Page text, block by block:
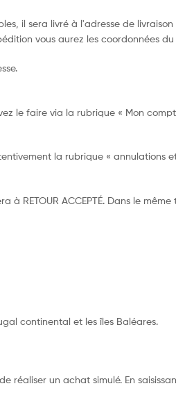
il sera livré à l'adresse de
vous aurez les coordonnées du
le faire via la rubrique « Mon
la rubrique « annulations
RETOUR ACCEPTÉ. Dans le
continental et les îles Baléares.
réaliser un achat simulé. En